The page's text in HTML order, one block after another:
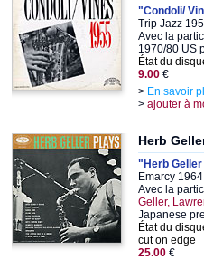
"Condoli/
Trip Jazz
Avec la
1970/80 US
État du
9.00 €
> En savoir
> ajouter à
Herb
"Herb
Emarcy
Avec la
Geller,
Japanese
État du
cut on edge
25.00 €